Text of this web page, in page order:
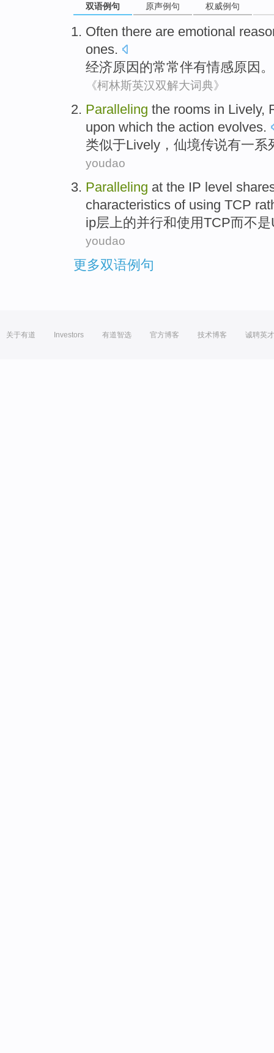
双语例句 原声例句 权威例句
Often there are emotional
ones.
经济原因 的常常伴有情感原因。
《柯林斯英汉双解大词典》
Paralleling the rooms in Lively,
upon which the action evolves.
类似于Lively ， 仙境传说有一系
youdao
Paralleling at the IP level
characteristics of using TCP
ip层 上的并行和使用TCP而不
youdao
更多双语例句
关于有道 Investors 有道智选 官方博客 技术博客 诚聘英才